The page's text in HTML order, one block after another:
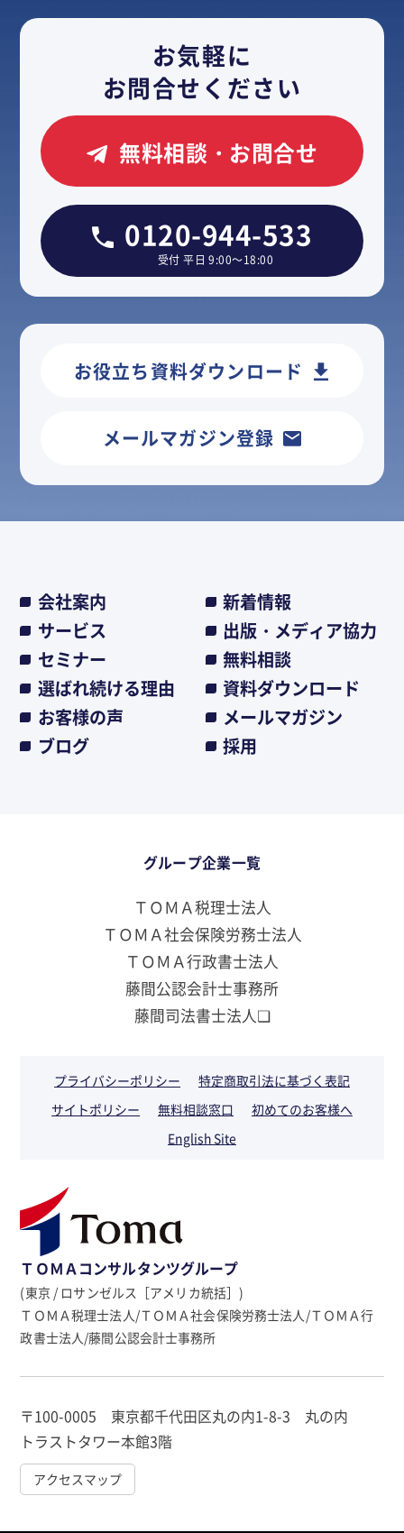
お気軽に
お問合せください
無料相談・お問合せ
0120-944-533
受付 平日 9:00～18:00
お役立ち資料ダウンロード
メールマガジン登録
会社案内
新着情報
サービス
出版・メディア協力
セミナー
無料相談
選ばれ続ける理由
資料ダウンロード
お客様の声
メールマガジン
ブログ
採用
グループ企業一覧
ＴＯＭＡ税理士法人
ＴＯＭＡ社会保険労務士法人
ＴＯＭＡ行政書士法人
藤間公認会計士事務所
藤間司法書士法人❏
プライバシーポリシー
特定商取引法に基づく表記
サイトポリシー
無料相談窓口
初めてのお客様へ
English Site
ＴＯＭＡコンサルタンツグループ
(東京 / ロサンゼルス［アメリカ統括］)
ＴＯＭＡ税理士法人/ＴＯＭＡ社会保険労務士法人/ＴＯＭＡ行
政書士法人/藤間公認会計士事務所
〒100-0005 東京都千代田区丸の内1-8-3 丸の内
トラストタワー本館3階
アクセスマップ